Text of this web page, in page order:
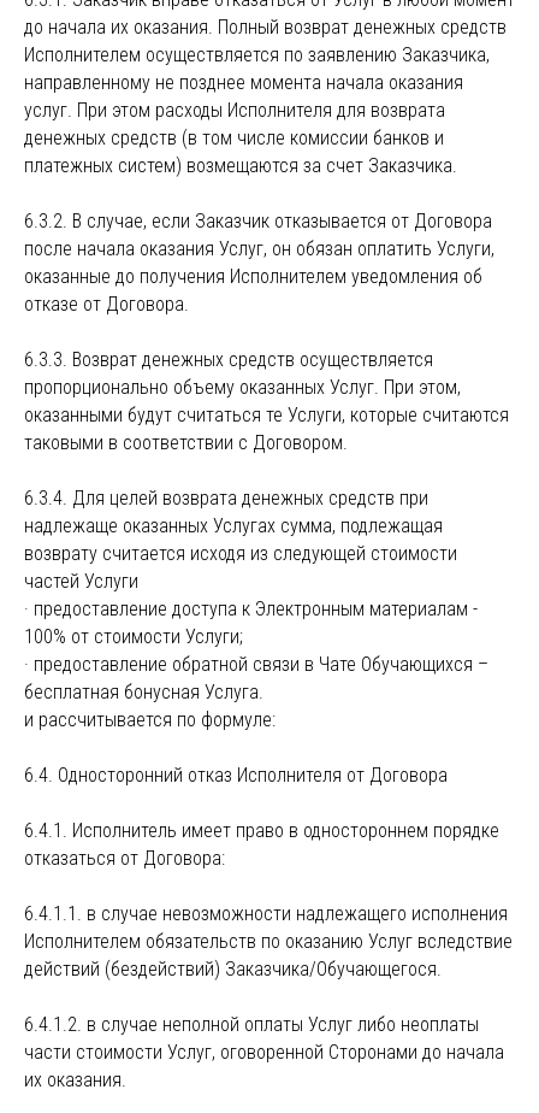
до начала их оказания. Полный возврат денежных средств
Исполнителем осуществляется по заявлению Заказчика,
направленному не позднее момента начала оказания
услуг. При этом расходы Исполнителя для возврата
денежных средств (в том числе комиссии банков и
платежных систем) возмещаются за счет Заказчика.
6.3.2. В случае, если Заказчик отказывается от Договора
после начала оказания Услуг, он обязан оплатить Услуги,
оказанные до получения Исполнителем уведомления об
отказе от Договора.
6.3.3. Возврат денежных средств осуществляется
пропорционально объему оказанных Услуг. При этом,
оказанными будут считаться те Услуги, которые считаются
таковыми в соответствии с Договором.
6.3.4. Для целей возврата денежных средств при
надлежаще оказанных Услугах сумма, подлежащая
возврату считается исходя из следующей стоимости
частей Услуги
· предоставление доступа к Электронным материалам -
100% от стоимости Услуги;
· предоставление обратной связи в Чате Обучающихся –
бесплатная бонусная Услуга.
и рассчитывается по формуле:
6.4. Односторонний отказ Исполнителя от Договора
6.4.1. Исполнитель имеет право в одностороннем порядке
отказаться от Договора:
6.4.1.1. в случае невозможности надлежащего исполнения
Исполнителем обязательств по оказанию Услуг вследствие
действий (бездействий) Заказчика/Обучающегося.
6.4.1.2. в случае неполной оплаты Услуг либо неоплаты
части стоимости Услуг, оговоренной Сторонами до начала
их оказания.